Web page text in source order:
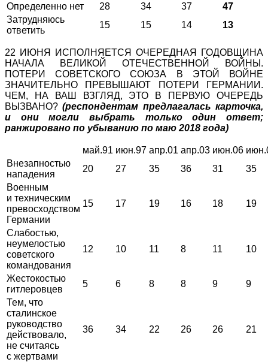
Определенно нет
28 34 37
47
Затрудняюсь
ответить
15 15 14 13
22 ИЮНЯ ИСПОЛНЯЕТСЯ ОЧЕРЕДНАЯ ГОДОВЩИНА
НАЧАЛА ВЕЛИКОЙ ОТЕЧЕСТВЕННОЙ ВОЙНЫ.
ПОТЕРИ СОВЕТСКОГО СОЮЗА В ЭТОЙ ВОЙНЕ
ЗНАЧИТЕЛЬНО ПРЕВЫШАЮТ ПОТЕРИ ГЕРМАНИИ.
ЧЕМ, НА ВАШ ВЗГЛЯД, ЭТО В ПЕРВУЮ ОЧЕРЕДЬ
ВЫЗВАНО?(респондентам предлагалась карточка,
и они могли выбрать только один ответ;
ранжировано по убыванию по маю 2018 года)
май.91 июн.97 апр.01 апр.03 июн.06
Внезапностью
нападения
20 27 35 36 31
35
Военным
и техническим
превосходством
Германии
15 17 19 16 18 19
Слабостью,
неумелостью
советского
командования
12 10 11 8 11 10
Жестокостью
гитлеровцев
5 6 8 8 9
9
Тем, что
сталинское
руководство
действовало,
не считаясь
с жертвами
36 34 22 26 26 21